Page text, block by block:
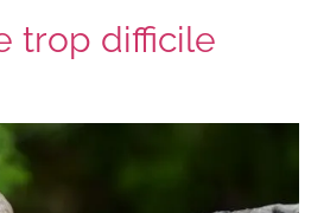
trop difficile